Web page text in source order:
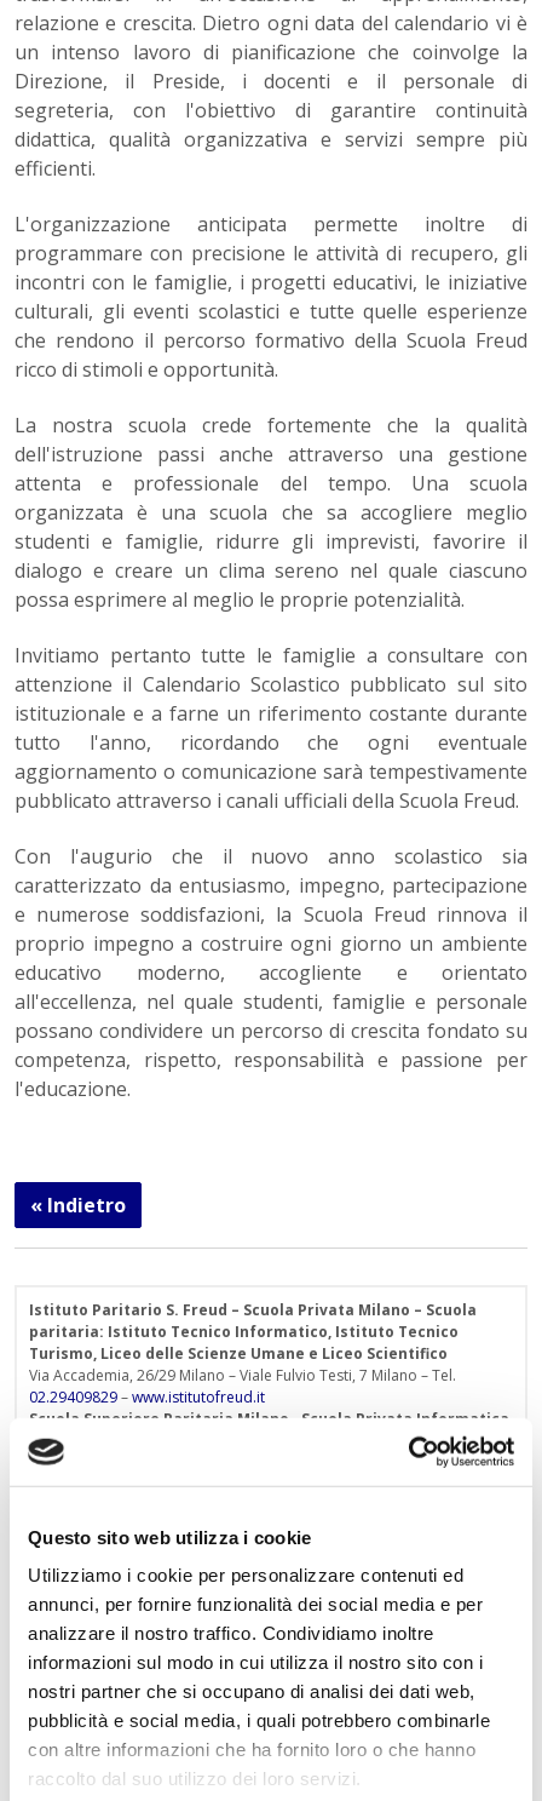
Questo sito web utilizza i cookie
Utilizziamo i cookie per personalizzare contenuti ed
annunci, per fornire funzionalità dei social media e per
analizzare il nostro traffico. Condividiamo inoltre
informazioni sul modo in cui utilizza il nostro sito con i
nostri partner che si occupano di analisi dei dati web,
pubblicità e social media, i quali potrebbero combinarle
con altre informazioni che ha fornito loro o che hanno
raccolto dal suo utilizzo dei loro servizi.
relazione e crescita. Dietro ogni data del calendario vi è
un intenso lavoro di pianificazione che coinvolge la
Direzione, il Preside, i docenti e il personale di
segreteria, con l'obiettivo di garantire continuità
didattica, qualità organizzativa e servizi sempre più
efficienti.
L'organizzazione anticipata permette inoltre di
programmare con precisione le attività di recupero, gli
incontri con le famiglie, i progetti educativi, le iniziative
culturali, gli eventi scolastici e tutte quelle esperienze
che rendono il percorso formativo della Scuola Freud
ricco di stimoli e opportunità.
La nostra scuola crede fortemente che la qualità
dell'istruzione passi anche attraverso una gestione
attenta e professionale del tempo. Una scuola
organizzata è una scuola che sa accogliere meglio
studenti e famiglie, ridurre gli imprevisti, favorire il
dialogo e creare un clima sereno nel quale ciascuno
possa esprimere al meglio le proprie potenzialità.
Invitiamo pertanto tutte le famiglie a consultare con
attenzione il Calendario Scolastico pubblicato sul sito
istituzionale e a farne un riferimento costante durante
tutto l'anno, ricordando che ogni eventuale
aggiornamento o comunicazione sarà tempestivamente
pubblicato attraverso i canali ufficiali della Scuola Freud.
Con l'augurio che il nuovo anno scolastico sia
caratterizzato da entusiasmo, impegno, partecipazione
e numerose soddisfazioni, la Scuola Freud rinnova il
proprio impegno a costruire ogni giorno un ambiente
educativo moderno, accogliente e orientato
all'eccellenza, nel quale studenti, famiglie e personale
possano condividere un percorso di crescita fondato su
competenza, rispetto, responsabilità e passione per
l'educazione.
« Indietro
Istituto Paritario S. Freud – Scuola Privata Milano – Scuola
paritaria: Istituto Tecnico Informatico, Istituto Tecnico
Turismo, Liceo delle Scienze Umane e Liceo Scientifico
Via Accademia, 26/29 Milano – Viale Fulvio Testi, 7 Milano – Tel.
02.29409829–www.istitutofreud.it
Scuola Superiore Paritaria Milano
Scuola Privata Informatica
Milano
Scuola Privata Turismo Milano
Liceo delle Scienze Umane
indirizzo Economico Sociale Milano
Contattaci per maggiori informazioni:info@istitutofreud.it
Lascia un commento
L'indirizzo email non verrà pubblicato. I campi
obbligatori sono contrassegnati con*
Nome*